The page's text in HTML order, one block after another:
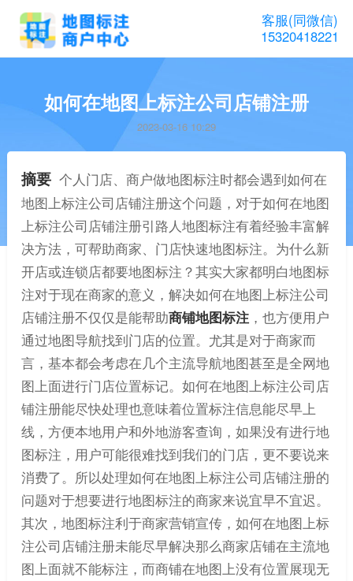
客服(同微信)
15320418221
如何在地图上标注公司店铺注册
2023-03-16 10:29
摘要 个人门店、商户做地图标注时都会遇到如何在
地图上标注公司店铺注册这个问题，对于如何在地图
上标注公司店铺注册引路人地图标注有着经验丰富解
决方法，可帮助商家、门店快速地图标注。为什么新
开店或连锁店都要地图标注？其实大家都明白地图标
注对于现在商家的意义，解决如何在地图上标注公司
店铺注册不仅仅是能帮助商铺地图标注，也方便用户
通过地图导航找到门店的位置。尤其是对于商家而
言，基本都会考虑在几个主流导航地图甚至是全网地
图上面进行门店位置标记。如何在地图上标注公司店
铺注册能尽快处理也意味着位置标注信息能尽早上
线，方便本地用户和外地游客查询，如果没有进行地
图标注，用户可能很难找到我们的门店，更不要说来
消费了。所以处理如何在地图上标注公司店铺注册的
问题对于想要进行地图标注的商家来说宜早不宜迟。
其次，地图标注利于商家营销宣传，如何在地图上标
注公司店铺注册未能尽早解决那么商家店铺在主流地
图上面就不能标注，而商铺在地图上没有位置展现无